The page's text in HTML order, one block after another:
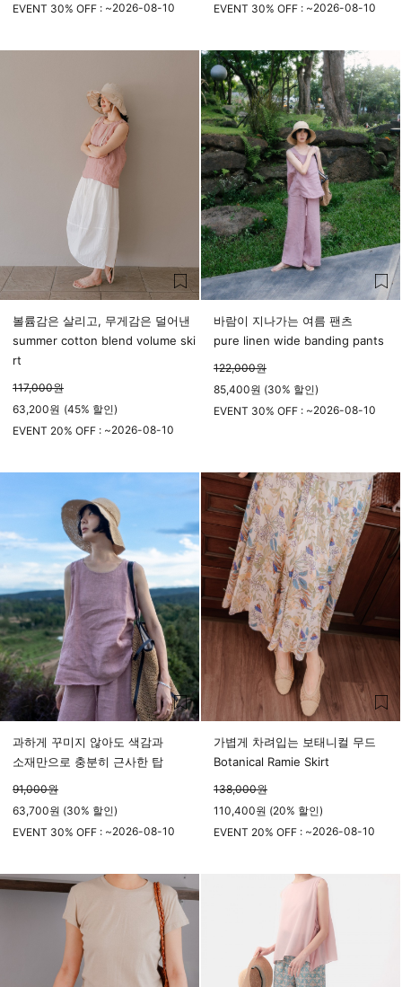
EVENT 30% OFF : ~2026-08-10
EVENT 30% OFF : ~2026-08-10
볼륨감은 살리고, 무게감은 덜어낸
summer cotton blend volume ski
rt
117,000원
63,200원 (45% 할인)
EVENT 20% OFF : ~2026-08-10
바람이 지나가는 여름 팬츠
pure linen wide banding pants
122,000원
85,400원 (30% 할인)
EVENT 30% OFF : ~2026-08-10
과하게 꾸미지 않아도 색감과
소재만으로 충분히 근사한 탑
91,000원
63,700원 (30% 할인)
EVENT 30% OFF : ~2026-08-10
가볍게 차려입는 보태니컬 무드
Botanical Ramie Skirt
138,000원
110,400원 (20% 할인)
EVENT 20% OFF : ~2026-08-10